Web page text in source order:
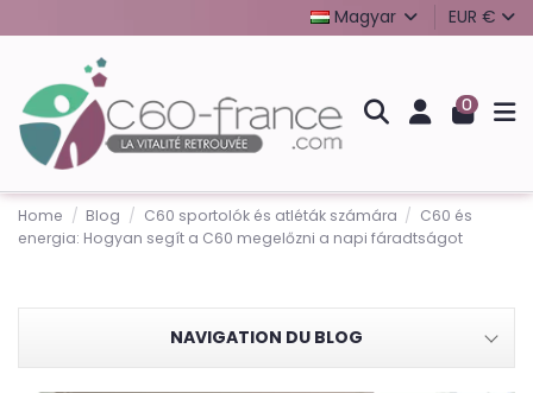
Magyar EUR €
0
Home Blog C60 sportolók és atléták számára
C60 és
energia: Hogyan segít a C60 megelőzni a napi fáradtságot
NAVIGATION DU BLOG